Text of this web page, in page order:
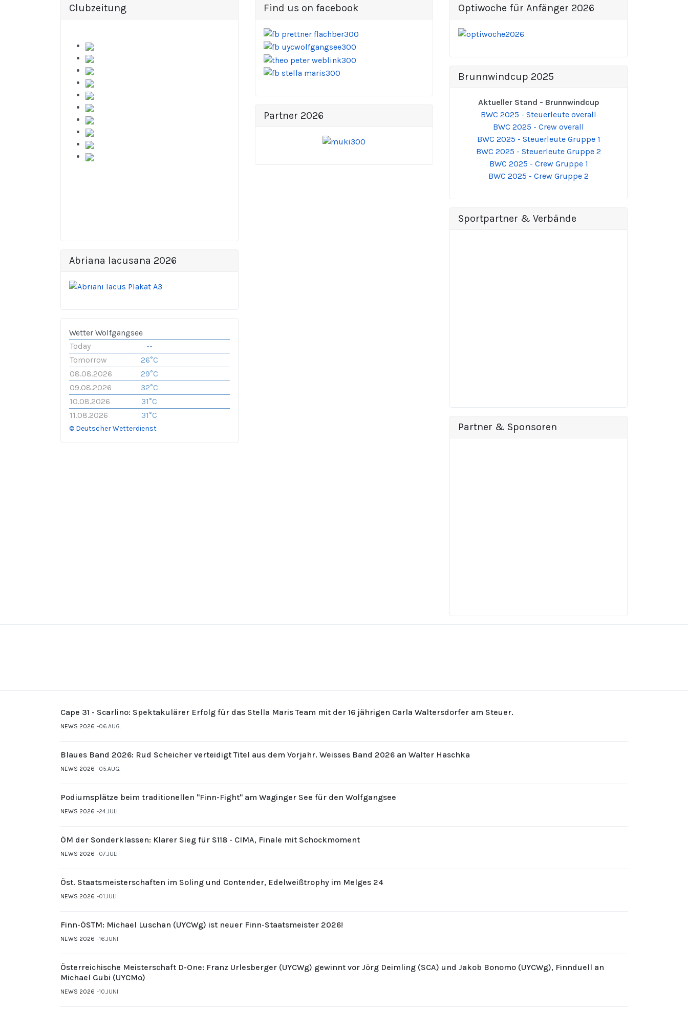
Clubzeitung
Abriana lacusana 2026
Wetter Wolfgangsee
Today
--
Tomorrow
26°C
08.08.2026
29°C
09.08.2026
32°C
10.08.2026
31°C
11.08.2026
31°C
© Deutscher Wetterdienst
Find us on facebook
Partner 2026
Optiwoche für Anfänger 2026
Brunnwindcup 2025
Aktueller Stand - Brunnwindcup
BWC 2025 - Steuerleute overall
BWC 2025 - Crew overall
BWC 2025 - Steuerleute Gruppe 1
BWC 2025 - Steuerleute Gruppe 2
BWC 2025 - Crew Gruppe 1
BWC 2025 - Crew Gruppe 2
Sportpartner & Verbände
Partner & Sponsoren
Cape 31 - Scarlino: Spektakulärer Erfolg für das Stella Maris Team mit der 16 jährigen Carla Waltersdorfer am Steuer.
NEWS 2026 06.AUG.
Blaues Band 2026: Rud Scheicher verteidigt Titel aus dem Vorjahr. Weisses Band 2026 an Walter Haschka
NEWS 2026 05.AUG.
Podiumsplätze beim traditionellen "Finn-Fight" am Waginger See für den Wolfgangsee
NEWS 2026 24.JULI
ÖM der Sonderklassen: Klarer Sieg für S118 - CIMA, Finale mit Schockmoment
NEWS 2026 07.JULI
Öst. Staatsmeisterschaften im Soling und Contender, Edelweißtrophy im Melges 24
NEWS 2026 01.JULI
Finn-ÖSTM: Michael Luschan (UYCWg) ist neuer Finn-Staatsmeister 2026!
NEWS 2026 16.JUNI
Österreichische Meisterschaft D-One: Franz Urlesberger (UYCWg) gewinnt vor Jörg Deimling (SCA) und Jakob Bonomo (UYCWg), Finnduell an
Michael Gubi (UYCMo)
NEWS 2026 10.JUNI